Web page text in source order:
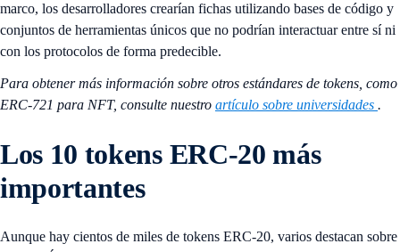
marco, los desarrolladores crearían fichas utilizando bases de código y
conjuntos de herramientas únicos que no podrían interactuar entre sí ni
con los protocolos de forma predecible.
Para obtener más información sobre otros estándares de tokens, como
ERC-721 para NFT, consulte nuestro artículo sobre universidades .
Los 10 tokens ERC-20 más
importantes
Aunque hay cientos de miles de tokens ERC-20, varios destacan sobre